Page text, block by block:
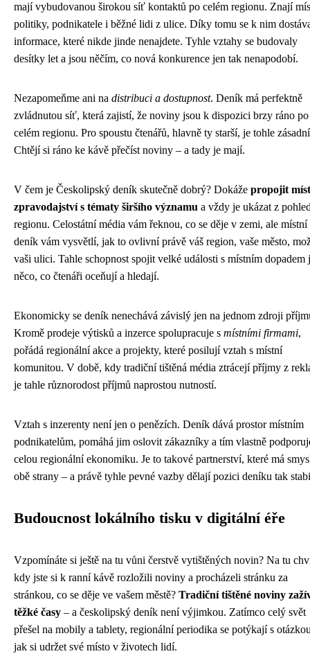
mají vybudovanou širokou síť kontaktů po celém regionu. Znají
politiky, podnikatele i běžné lidi z ulice. Díky tomu se k nim
informace, které nikde jinde nenajdete. Tyhle vztahy se budovaly
desítky let a jsou něčím, co nová konkurence jen tak nenapodobí.
Nezapomeňme ani na distribuci a dostupnost. Deník má perfektně
zvládnutou síť, která zajistí, že noviny jsou k dispozici brzy ráno po
celém regionu. Pro spoustu čtenářů, hlavně ty starší, je tohle
Chtějí si ráno ke kávě přečíst noviny – a tady je mají.
V čem je Českolipský deník skutečně dobrý? Dokáže propojit
zpravodajství s tématy širšího významu a vždy je ukázat z
regionu. Celostátní média vám řeknou, co se děje v zemi, ale místní
deník vám vysvětlí, jak to ovlivní právě váš region, vaše město,
vaši ulici. Tahle schopnost spojit velké události s místním dopadem
něco, co čtenáři oceňují a hledají.
Ekonomicky se deník nenechává závislý jen na jednom zdroji
Kromě prodeje výtisků a inzerce spolupracuje s místními firmami,
pořádá regionální akce a projekty, které posilují vztah s místní
komunitou. V době, kdy tradiční tištěná média ztrácejí příjmy z
je tahle různorodost příjmů naprostou nutností.
Vztah s inzerenty není jen o penězích. Deník dává prostor místním
podnikatelům, pomáhá jim oslovit zákazníky a tím vlastně
celou regionální ekonomiku. Je to takové partnerství, které má
obě strany – a právě tyhle pevné vazby dělají pozici deníku tak
Budoucnost lokálního tisku v digitální éře
Vzpomínáte si ještě na tu vůni čerstvě vytištěných novin? Na tu
kdy jste si k ranní kávě rozložili noviny a procházeli stránku za
stránkou, co se děje ve vašem městě? Tradiční tištěné noviny
těžké časy – a českolipský deník není výjimkou. Zatímco celý svět
přešel na mobily a tablety, regionální periodika se potýkají s
jak si udržet své místo v životech lidí.